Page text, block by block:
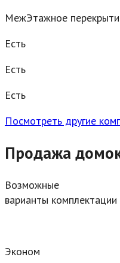
МежЭтажное
Есть
Есть
Есть
Посмотреть другие
Продажа
Возможные
варианты комплектации
Эконом